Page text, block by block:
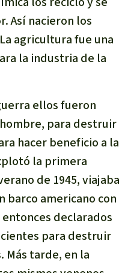
Así nacieron los
agricultura fue una
la industria de la
ellos fueron
para destruir
hacer beneficio a la
la primera
de 1945, viajaba
barco americano con
declarados
para destruir
Más tarde, en la